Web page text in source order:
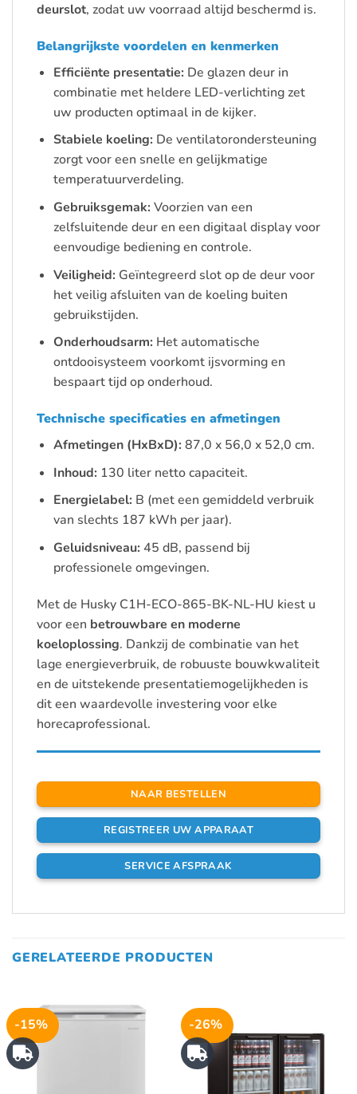
deurslot, zodat uw voorraad altijd beschermd is.
Belangrijkste voordelen en kenmerken
Efficiënte presentatie: De glazen deur in
combinatie met heldere LED-verlichting zet
uw producten optimaal in de kijker.
Stabiele koeling: De ventilatorondersteuning
zorgt voor een snelle en gelijkmatige
temperatuurverdeling.
Gebruiksgemak: Voorzien van een
zelfsluitende deur en een digitaal display voor
eenvoudige bediening en controle.
Veiligheid: Geïntegreerd slot op de deur voor
het veilig afsluiten van de koeling buiten
gebruikstijden.
Onderhoudsarm: Het automatische
ontdooisysteem voorkomt ijsvorming en
bespaart tijd op onderhoud.
Technische specificaties en afmetingen
Afmetingen (HxBxD): 87,0 x 56,0 x 52,0 cm.
Inhoud: 130 liter netto capaciteit.
Energielabel: B (met een gemiddeld verbruik
van slechts 187 kWh per jaar).
Geluidsniveau: 45 dB, passend bij
professionele omgevingen.
Met de Husky C1H-ECO-865-BK-NL-HU kiest u
voor een betrouwbare en moderne
koeloplossing. Dankzij de combinatie van het
lage energieverbruik, de robuuste bouwkwaliteit
en de uitstekende presentatiemogelijkheden is
dit een waardevolle investering voor elke
horecaprofessional.
NAAR BESTELLEN
REGISTREER UW APPARAAT
SERVICE AFSPRAAK
GERELATEERDE PRODUCTEN
-15% -26%